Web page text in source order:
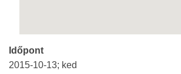
Időpont
2015-10-13; ked